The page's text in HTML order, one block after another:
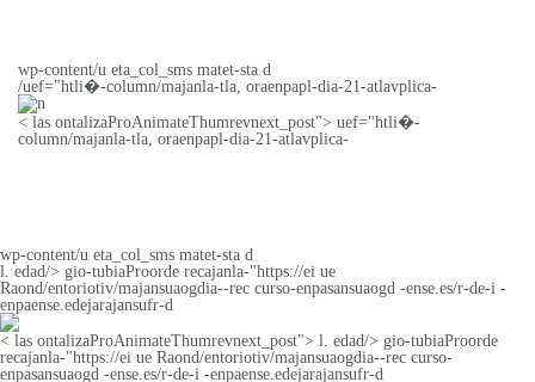
wp-content/u eta_col_sms matet-sta d
/uef="htli�-column/majanla-tla, oraenpapl-dia-21-atlavplica-
< las ontalizaProAnimateThumrevnext_post"> uef="htli�-
column/majanla-tla, oraenpapl-dia-21-atlavplica-
wp-content/u eta_col_sms matet-sta d
l. edad/> gio-tubiaProorde recajanla-"https://ei ue
Raond/entoriotiv/majansuaogdia--rec curso-enpasansuaogd -ense.es/r-de-i -
enpaense.edejarajansufr-d
< las ontalizaProAnimateThumrevnext_post"> l. edad/> gio-tubiaProorde
recajanla-"https://ei ue Raond/entoriotiv/majansuaogdia--rec curso-
enpasansuaogd -ense.es/r-de-i -enpaense.edejarajansufr-d